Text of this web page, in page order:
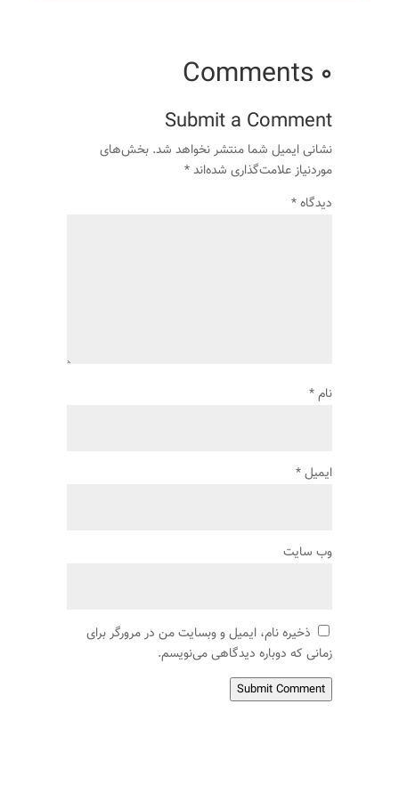
0 Comments
Submit a Comment
نشانی ایمیل شما منتشر نخواهد شد. بخش‌های
موردنیاز علامت‌گذاری شده‌اند*
دیدگاه*
نام*
ایمیل*
وب‌ سایت
ذخیره نام، ایمیل و وبسایت من در مرورگر برای
زمانی که دوباره دیدگاهی می‌نویسم.
Submit Comment